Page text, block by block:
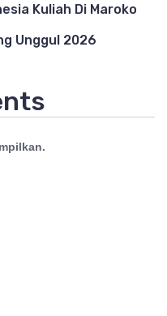
Kuliah Di Maroko
Unggul 2026